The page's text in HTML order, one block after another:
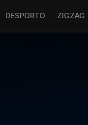
DESPORTO ZIGZAG